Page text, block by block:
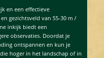
en een effectieve
gezichtsveld van 55-30 m /
inkijk biedt een
observaties. Doordat je
ontspannen en kun je
hoger in het landschap of in